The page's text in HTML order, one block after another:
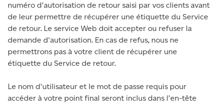
numéro d'autorisation de retour saisi par vos clients avant
de leur permettre de récupérer une étiquette du Service
de retour. Le service Web doit accepter ou refuser la
demande d'autorisation. En cas de refus, nous ne
permettrons pas à votre client de récupérer une
étiquette du Service de retour.
Le nom d'utilisateur et le mot de passe requis pour
accéder à votre point final seront inclus dans l'en-tête